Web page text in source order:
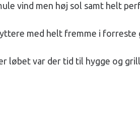
vind men høj sol samt helt
med helt fremme i
løbet var der tid til hygge og